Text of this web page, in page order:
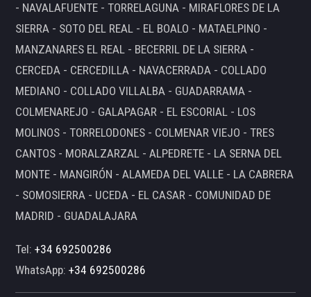
- NAVALAFUENTE - TORRELAGUNA - MIRAFLORES DE LA
SIERRA - SOTO DEL REAL - EL BOALO - MATAELPINO -
MANZANARES EL REAL - BECERRIL DE LA SIERRA -
CERCEDA - CERCEDILLA - NAVACERRADA - COLLADO
MEDIANO - COLLADO VILLALBA - GUADARRAMA -
COLMENAREJO - GALAPAGAR - EL ESCORIAL - LOS
MOLINOS - TORRELODONES - COLMENAR VIEJO - TRES
CANTOS - MORALZARZAL - ALPEDRETE - LA SERNA DEL
MONTE - MANGIRÓN - ALAMEDA DEL VALLE - LA CABRERA
- SOMOSIERRA - UCEDA - EL CASAR - COMUNIDAD DE
MADRID - GUADALAJARA
Tel:+34 692500286
WhatsApp:+34 692500286